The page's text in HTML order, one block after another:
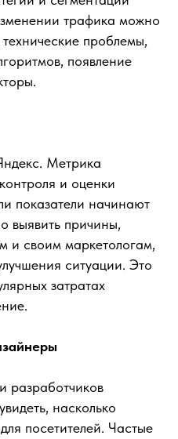
трафика можно
проблемы,
появление
Метрика
и оценки
показатели начинают
выявить причины,
и своим маркетологам,
ситуации. Это
затратах
разработчиков
насколько
посетителей. Частые